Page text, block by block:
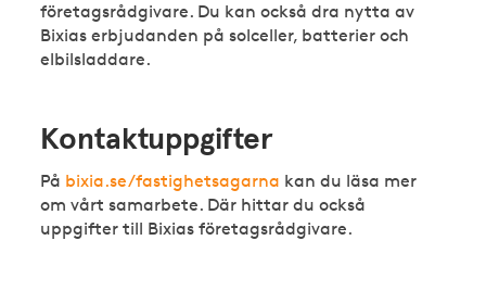
företagsrådgivare. Du kan också dra nytta av
Bixias erbjudanden på solceller, batterier och
elbilsladdare.
Kontaktuppgifter
På bixia.se/fastighetsagarna kan du läsa mer
om vårt samarbete. Där hittar du också
uppgifter till Bixias företagsrådgivare.